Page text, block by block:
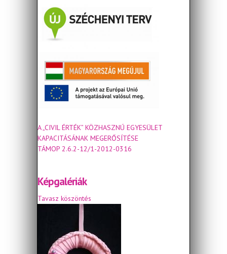
A „CIVIL ÉRTÉK” KÖZHASZNÚ EGYESÜLET
KAPACITÁSÁNAK MEGERŐSÍTÉSE
TÁMOP 2.6.2-12/1-2012-0316
Képgalériák
Tavasz köszöntés